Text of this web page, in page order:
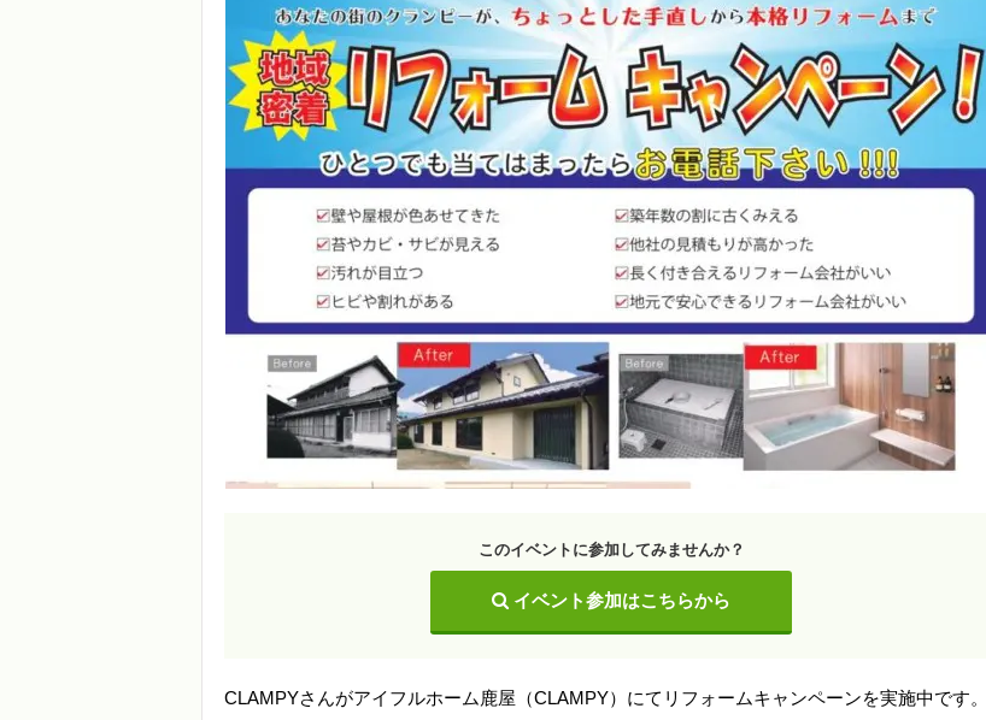
このイベントに参加してみませんか？
イベント参加はこちらから
CLAMPYさんがアイフルホーム鹿屋（CLAMPY）にてリフォームキャンペーンを実施中です。